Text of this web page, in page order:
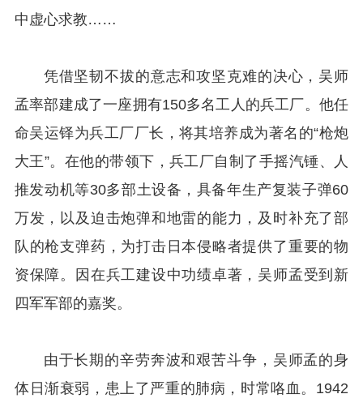
中虚心求教……
凭借坚韧不拔的意志和攻坚克难的决心，吴师
孟率部建成了一座拥有150多名工人的兵工厂。他任
命吴运铎为兵工厂厂长，将其培养成为著名的“枪炮
大王”。在他的带领下，兵工厂自制了手摇汽锤、人
推发动机等30多部土设备，具备年生产复装子弹60
万发，以及迫击炮弹和地雷的能力，及时补充了部
队的枪支弹药，为打击日本侵略者提供了重要的物
资保障。因在兵工建设中功绩卓著，吴师孟受到新
四军军部的嘉奖。
由于长期的辛劳奔波和艰苦斗争，吴师孟的身
体日渐衰弱，患上了严重的肺病，时常咯血。1942